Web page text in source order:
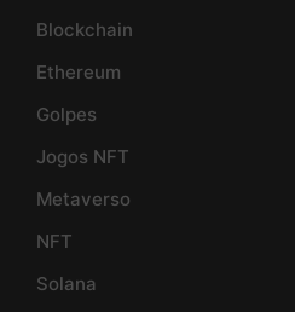
Blockchain
Ethereum
Golpes
Jogos NFT
Metaverso
NFT
Solana